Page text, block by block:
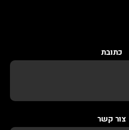
כתובת
צור קשר